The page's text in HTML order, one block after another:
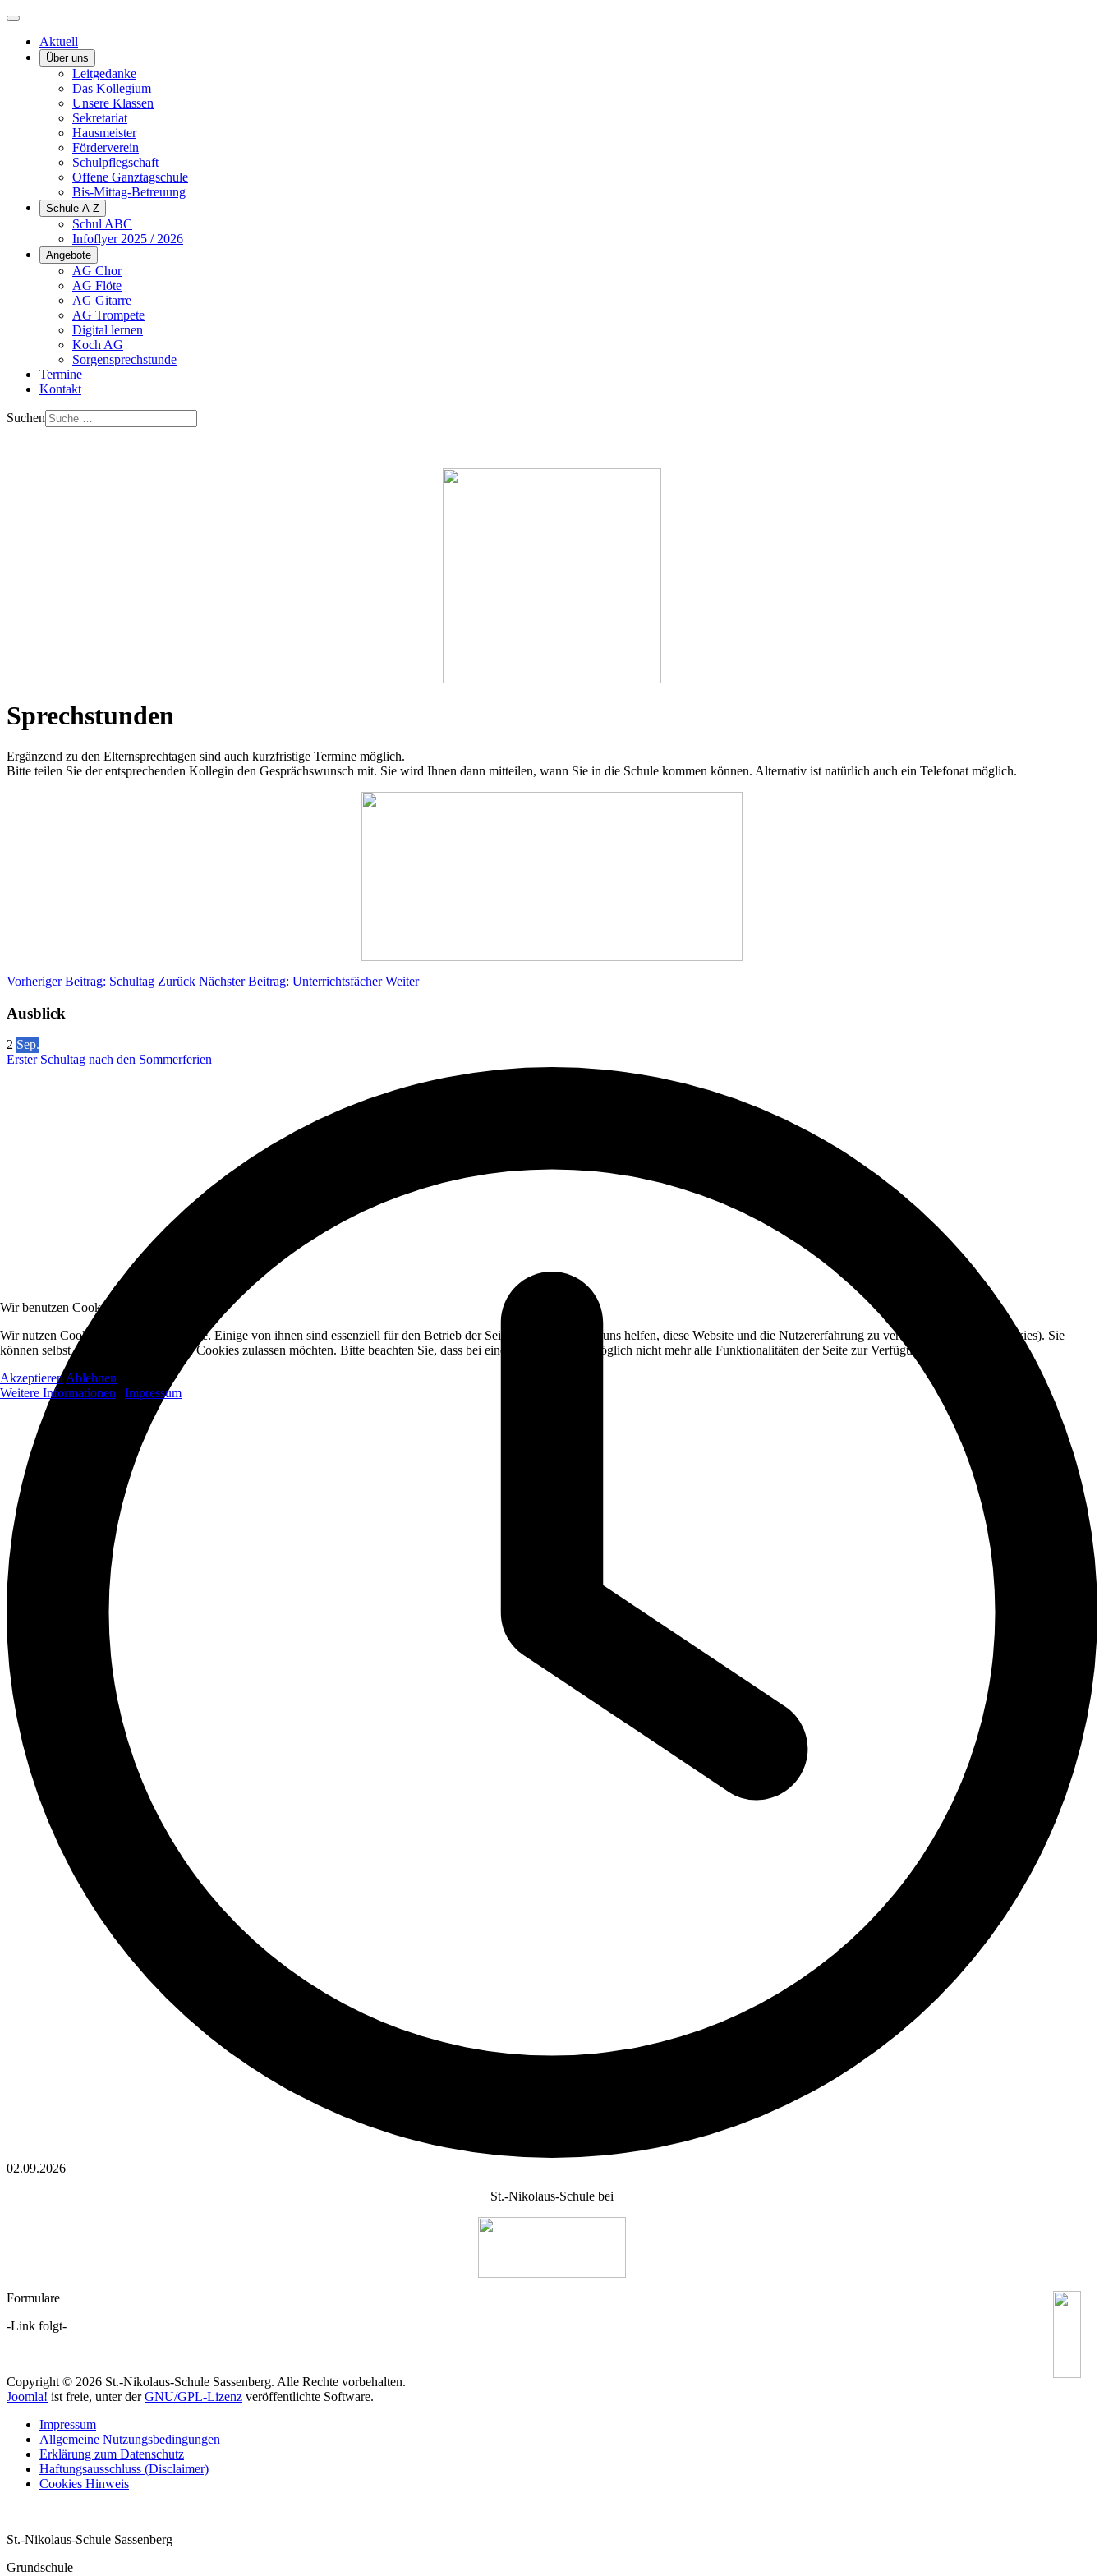
Aktuell
Über uns
Leitgedanke
Das Kollegium
Unsere Klassen
Sekretariat
Hausmeister
Förderverein
Schulpflegschaft
Offene Ganztagschule
Bis-Mittag-Betreuung
Schule A-Z
Schul ABC
Infoflyer 2025 / 2026
Angebote
AG Chor
AG Flöte
AG Gitarre
AG Trompete
Digital lernen
Koch AG
Sorgensprechstunde
Termine
Kontakt
Suchen
Sprechstunden
Ergänzend zu den Elternsprechtagen sind auch kurzfristige Termine möglich.
Bitte teilen Sie der entsprechenden Kollegin den Gesprächswunsch mit. Sie wird Ihnen dann mitteilen, wann Sie in die Schule kommen können. Alternativ ist natürlich auch ein Telefonat möglich.
Vorheriger Beitrag: Schultag Zurück Nächster Beitrag: UnterrichtsfächerWeiter
Ausblick
2 Sep.
Erster Schultag nach den Sommerferien
02.09.2026
St.-Nikolaus-Schule bei
Formulare
-Link folgt-
Copyright © 2026 St.-Nikolaus-Schule Sassenberg. Alle Rechte vorbehalten.
Joomla! ist freie, unter derGNU/GPL-Lizenz veröffentlichte Software.
Impressum
Allgemeine Nutzungsbedingungen
Erklärung zum Datenschutz
Haftungsausschluss (Disclaimer)
Cookies Hinweis
St.-Nikolaus-Schule Sassenberg
Grundschule
Wir benutzen Cookies
Wir nutzen Cookies auf unserer Website. Einige von ihnen sind essenziell für den Betrieb der Seite, während andere uns helfen, diese Website und die Nutzererfahrung zu verbessern (Tracking Cookies). Sie
können selbst entscheiden, ob Sie die Cookies zulassen möchten. Bitte beachten Sie, dass bei einer Ablehnung womöglich nicht mehr alle Funktionalitäten der Seite zur Verfügung stehen.
Akzeptieren Ablehnen
Weitere Informationen
Impressum